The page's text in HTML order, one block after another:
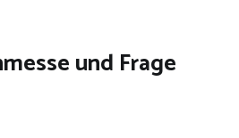
und Frage